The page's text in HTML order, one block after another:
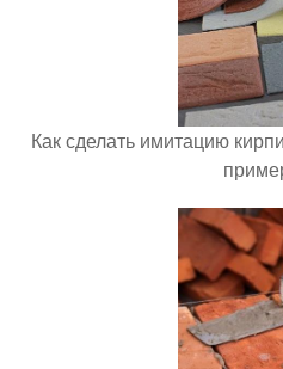
Как сделать имитацию